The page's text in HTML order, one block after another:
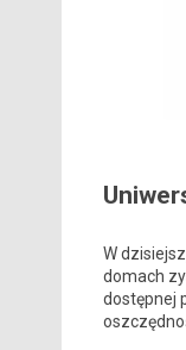
W
domach
dostępnej